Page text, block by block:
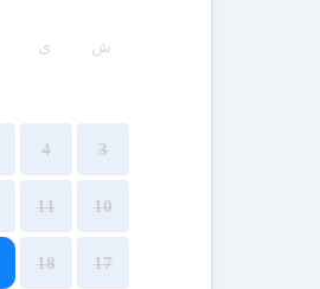
ش ی
3
4
10
11
17
18